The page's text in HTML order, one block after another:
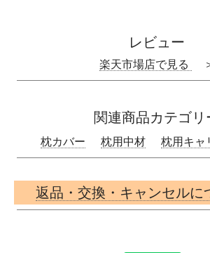
レビュー
楽天市場店で見る
関連商品カテゴリ
枕カバー 枕用中材 枕用キャ
返品・交換・キャンセルに